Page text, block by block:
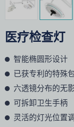
医疗检查灯
智能椭圆形设计
已获专利的特殊
六透镜分布的无
可拆卸卫生手柄
灵活的灯光位置